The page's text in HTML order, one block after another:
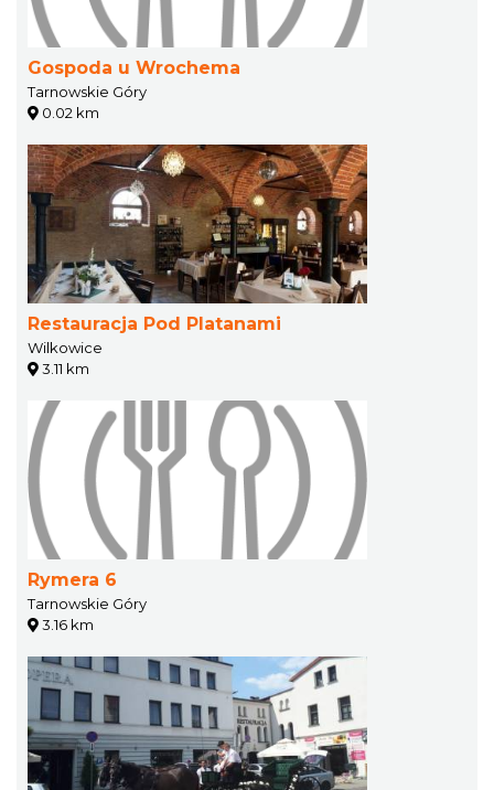
Gospoda u Wrochema
Tarnowskie Góry
0.02 km
Restauracja Pod Platanami
Wilkowice
3.11 km
Rymera 6
Tarnowskie Góry
3.16 km